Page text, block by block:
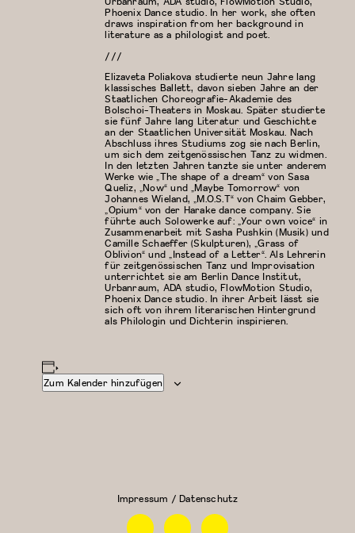
Zum Kalender hinzufügen
Phoenix Dance studio. In her work, she often
draws inspiration from her background in
literature as a philologist and poet.
///
Elizaveta Poliakova studierte neun Jahre lang
klassisches Ballett, davon sieben Jahre an der
Staatlichen Choreografie-Akademie des
Bolschoi-Theaters in Moskau. Später studierte
sie fünf Jahre lang Literatur und Geschichte
an der Staatlichen Universität Moskau. Nach
Abschluss ihres Studiums zog sie nach Berlin,
um sich dem zeitgenössischen Tanz zu widmen.
In den letzten Jahren tanzte sie unter anderem
Werke wie „The shape of a dream“ von Sasa
Queliz, „Now“ und „Maybe Tomorrow“ von
Johannes Wieland, „M.O.S.T“ von Chaim Gebber,
„Opium“ von der Harake dance company. Sie
führte auch Solowerke auf: „Your own voice“ in
Zusammenarbeit mit Sasha Pushkin (Musik) und
Camille Schaeffer (Skulpturen), „Grass of
Oblivion“ und „Instead of a Letter“. Als Lehrerin
für zeitgenössischen Tanz und Improvisation
unterrichtet sie am Berlin Dance Institut,
Urbanraum, ADA studio, FlowMotion Studio,
Phoenix Dance studio. In ihrer Arbeit lässt sie
sich oft von ihrem literarischen Hintergrund
als Philologin und Dichterin inspirieren.
Impressum / Datenschutz
FacebookInstagramLinkedin